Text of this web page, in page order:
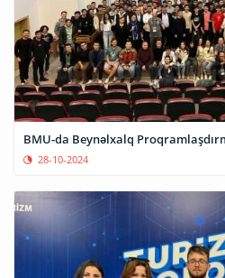
BMU-da Beynəlxalq
28-10-2024